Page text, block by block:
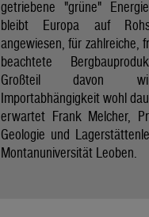
getriebene "grüne"
bleibt Europa auf
angewiesen, für zahlreiche,
beachtete
Großteil davon
Importabhängigkeit wohl
erwartet Frank Melcher,
Geologie und
Montanuniversität Leoben.